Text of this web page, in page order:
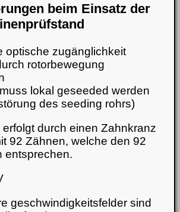
beim Einsatz der
optische zugänglichkeit
rotorbewegung
lokal geseeded werden
des seeding rohrs)
erfolgt durch einen Zahnkranz
92 Zähnen, welche den 92
entsprechen.
geschwindigkeitsfelder sind